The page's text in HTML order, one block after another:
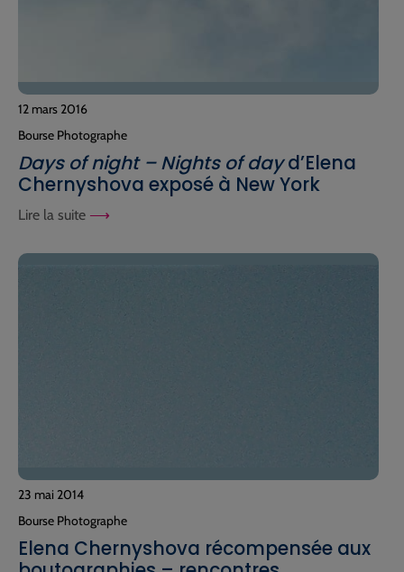
12 mars 2016
Bourse Photographe
Days of night – Nights of dayd’Elena
Chernyshova exposé à New York
Lire la suite
23 mai 2014
Bourse Photographe
Elena Chernyshova récompensée aux